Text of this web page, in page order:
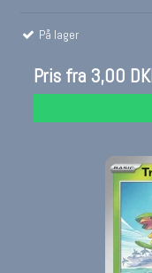
På lager
Pris fra 3,00